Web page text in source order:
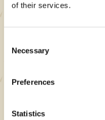
of their services.
Selection
Necessary
Preferences
Statistics
本キャンペーンは
実施し、当選した
ます。
は、当選連絡と同時
景品の発送に必要な